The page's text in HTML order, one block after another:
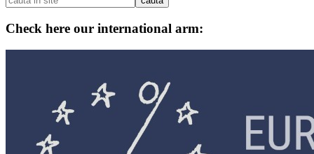
Check here our international arm: